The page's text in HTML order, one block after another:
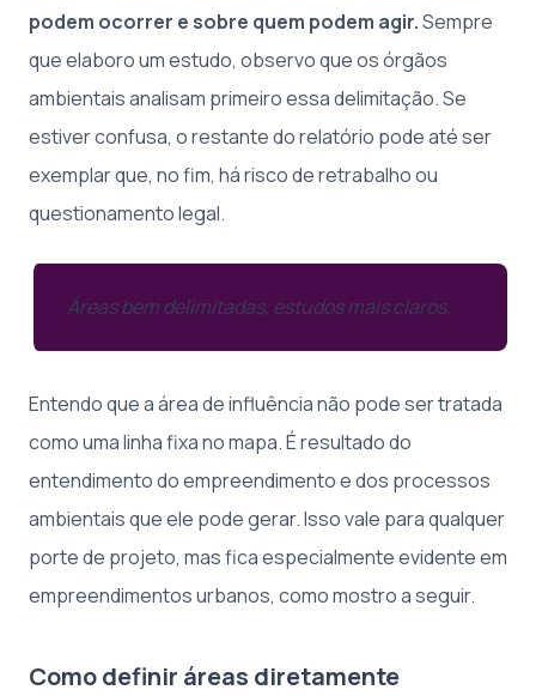
podem ocorrer e sobre quem podem agir.Sempre
que elaboro um estudo, observo que os órgãos
ambientais analisam primeiro essa delimitação. Se
estiver confusa, o restante do relatório pode até ser
exemplar que, no fim, há risco de retrabalho ou
questionamento legal.
Áreas bem delimitadas, estudos mais claros.
Entendo que a área de influência não pode ser tratada
como uma linha fixa no mapa. É resultado do
entendimento do empreendimento e dos processos
ambientais que ele pode gerar. Isso vale para qualquer
porte de projeto, mas fica especialmente evidente em
empreendimentos urbanos, como mostro a seguir.
Como definir áreas diretamente